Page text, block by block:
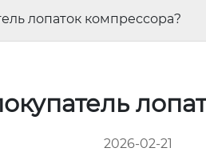
лопаток компрессора?
2026-02-21